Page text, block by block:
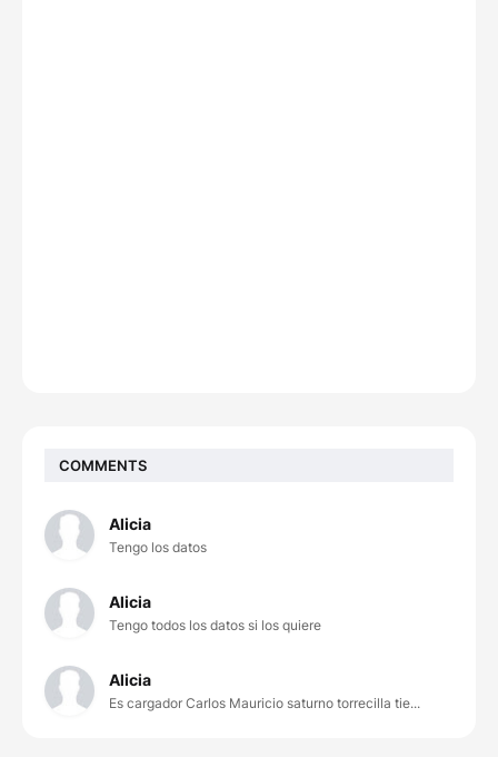
COMMENTS
Alicia
Tengo los datos
Alicia
Tengo todos los datos si los quiere
Alicia
Es cargador Carlos Mauricio saturno torrecilla tie...